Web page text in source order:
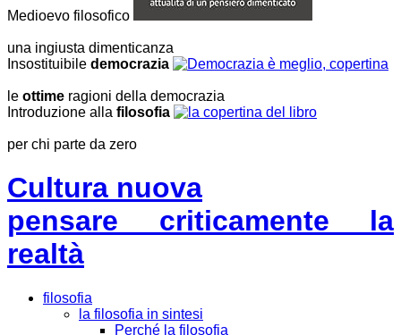
Medioevo filosofico
una ingiusta dimenticanza
Insostituibile democrazia
le ottime ragioni della democrazia
Introduzione alla filosofia
per chi parte da zero
Cultura nuova
pensare criticamente la
realtà
filosofia
la filosofia in sintesi
Perché la filosofia